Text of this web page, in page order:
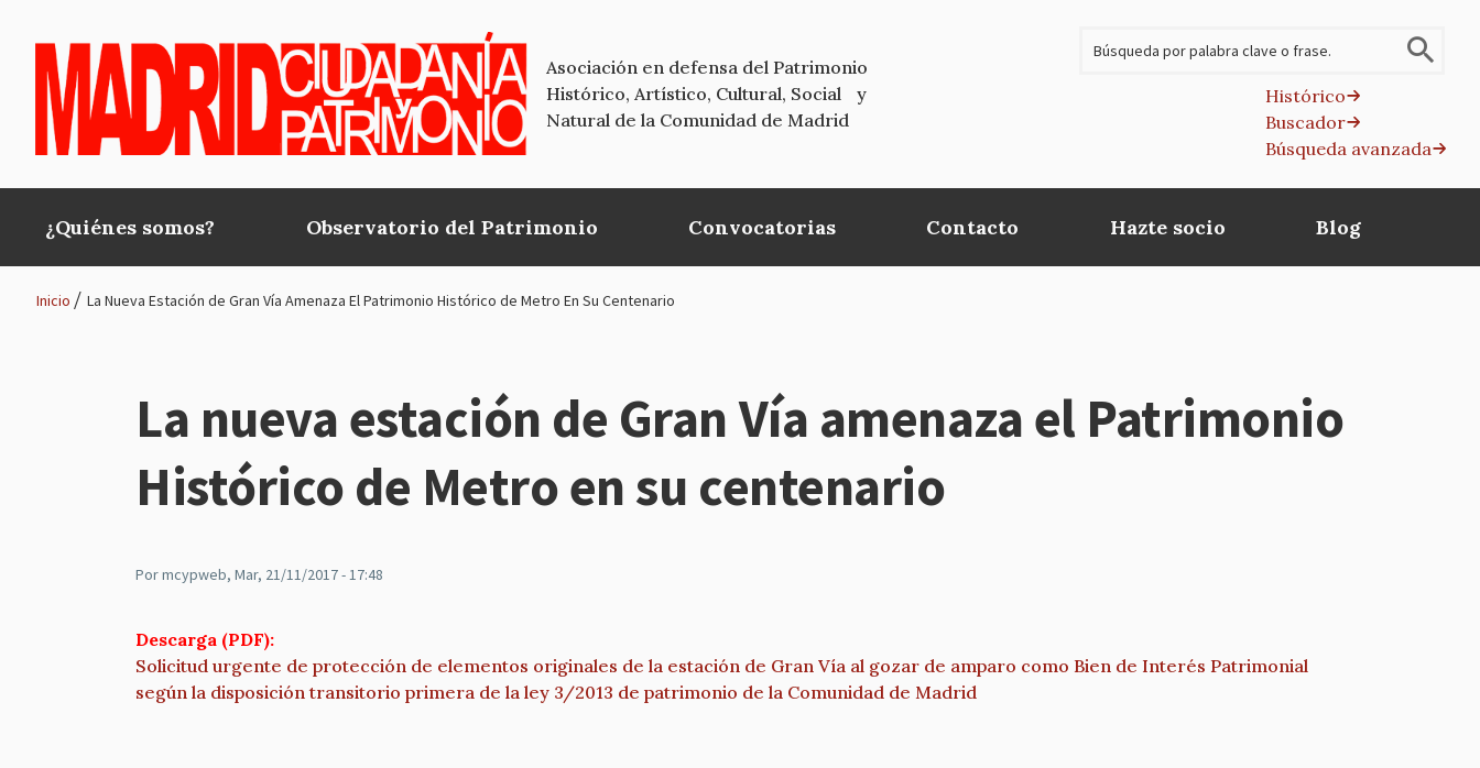
Asociación en defensa del Patrimonio
Histórico, Artístico, Cultural, Social y
Natural de la Comunidad de Madrid
Histórico
Buscador
Búsqueda avanzada
Main
navigation
¿Quiénes somos? Observatorio del Patrimonio Convocatorias Contacto Hazte socio Blog
navegación
Inicio La Nueva Estación de Gran Vía Amenaza El Patrimonio Histórico de Metro En Su Centenario
La nueva estación de Gran Vía amenaza el Patrimonio
Histórico de Metro en su centenario
Pormcypweb, Mar, 21/11/2017 - 17:48
Descarga (PDF):
Solicitud urgente de protección de elementos originales de la estación de Gran Vía al gozar de amparo como Bien de Interés Patrimonial
según la disposición transitorio primera de la ley 3/2013 de patrimonio de la Comunidad de Madrid